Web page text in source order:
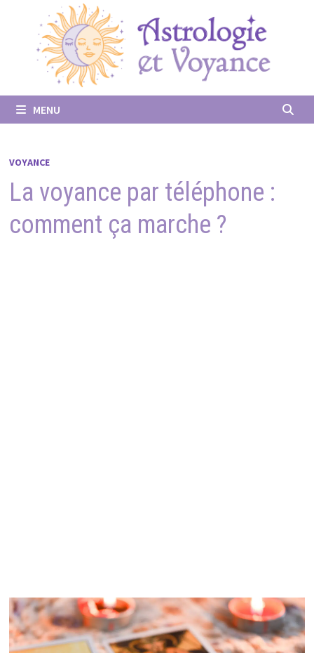
contenu
MENU
VOYANCE
La voyance par téléphone :
comment ça marche ?